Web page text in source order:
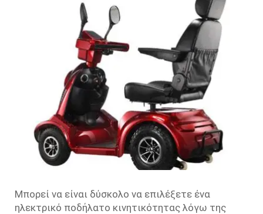
Μπορεί να είναι δύσκολο να επιλέξετε ένα
ηλεκτρικό ποδήλατο κινητικότητας λόγω της